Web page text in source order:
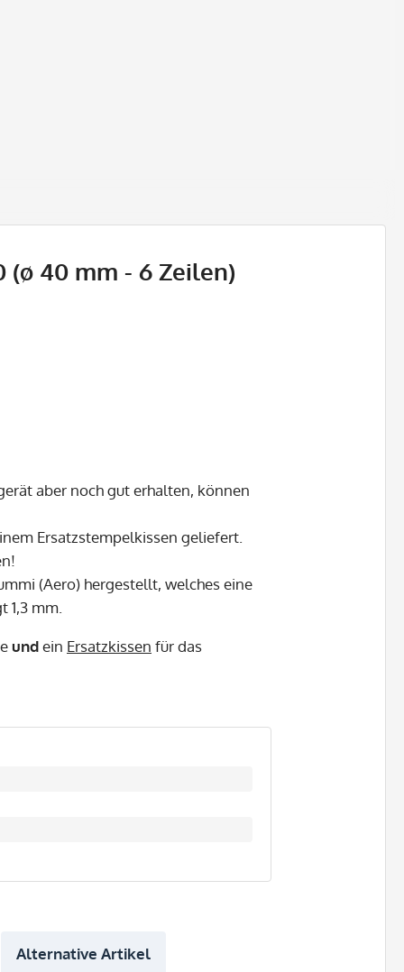
40 mm - 6 Zeilen)
aber noch gut erhalten, können
Ersatzstempelkissen geliefert.
(Aero) hergestellt, welches eine
mm.
undein Ersatzkissen für das
Alternative Artikel